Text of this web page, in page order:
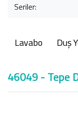
Seriler:
Lavabo Duş
46049 - Tepe